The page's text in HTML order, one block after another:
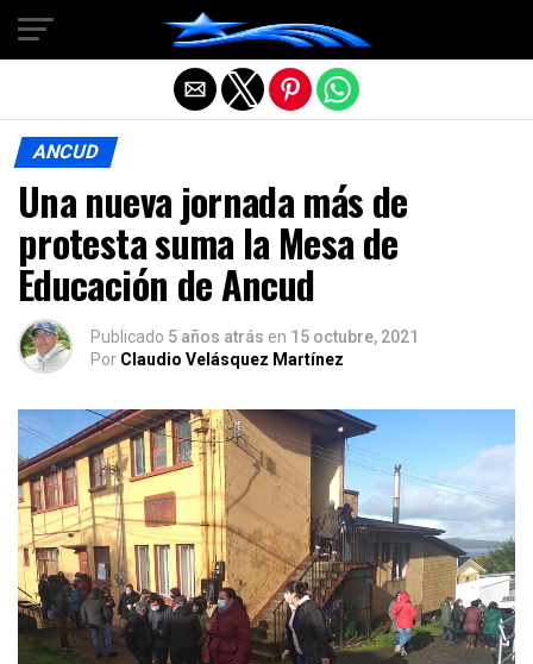
ANCUD
Una nueva jornada más de
protesta suma la Mesa de
Educación de Ancud
Publicado 5 años atrás en 15 octubre, 2021
Por Claudio Velásquez Martínez
Salir de la versión móvil